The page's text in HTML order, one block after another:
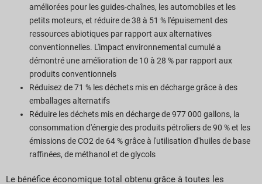
améliorées pour les guides-chaînes, les automobiles et les
petits moteurs, et réduire de 38 à 51 % l'épuisement des
ressources abiotiques par rapport aux alternatives
conventionnelles. L'impact environnemental cumulé a
démontré une amélioration de 10 à 28 % par rapport aux
produits conventionnels
Réduisez de 71 % les déchets mis en décharge grâce à des
emballages alternatifs
Réduire les déchets mis en décharge de 977 000 gallons, la
consommation d'énergie des produits pétroliers de 90 % et les
émissions de CO2 de 64 % grâce à l'utilisation d'huiles de base
raffinées, de méthanol et de glycols
Le bénéfice économique total obtenu grâce à toutes les